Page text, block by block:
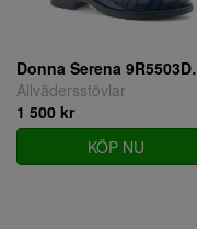
Donna
Allvädersstövlar
1 500 kr
KÖP NU